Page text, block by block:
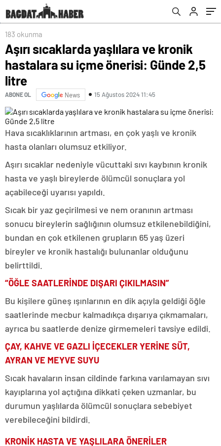
183 okunma
Aşırı sıcaklarda yaşlılara ve kronik
hastalara su içme önerisi: Günde 2,5
litre
ABONE OL News 15 Ağustos 2024 11:45
Hava sıcaklıklarının artması, en çok yaşlı ve kronik
hasta olanları olumsuz etkiliyor.
Aşırı sıcaklar nedeniyle vücuttaki sıvı kaybının kronik
hasta ve yaşlı bireylerde ölümcül sonuçlara yol
açabileceği uyarısı yapıldı.
Sıcak bir yaz geçirilmesi ve nem oranının artması
sonucu bireylerin sağlığının olumsuz etkilenebildiğini,
bundan en çok etkilenen grupların 65 yaş üzeri
bireyler ve kronik hastalığı bulunanlar olduğunu
belirttildi.
“ÖĞLE SAATLERİNDE DIŞARI ÇIKILMASIN”
Bu kişilere güneş ışınlarının en dik açıyla geldiği öğle
saatlerinde mecbur kalmadıkça dışarıya çıkmamaları,
ayrıca bu saatlerde denize girmemeleri tavsiye edildi.
ÇAY, KAHVE VE GAZLI İÇECEKLER YERİNE SÜT,
AYRAN VE MEYVE SUYU
Sıcak havaların insan cildinde farkına varılamayan sıvı
kayıplarına yol açtığına dikkati çeken uzmanlar, bu
durumun yaşlılarda ölümcül sonuçlara sebebiyet
verebileceğini bildirdi.
KRONİK HASTA VE YAŞLILARA ÖNERİLER